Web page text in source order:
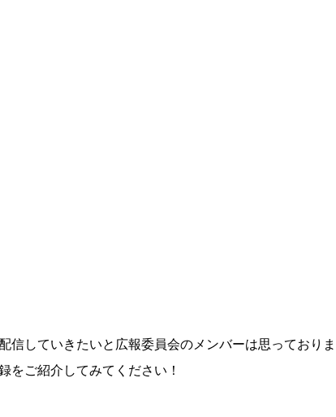
していきたいと広報委員会のメンバーは思っておりま
をご紹介してみてください！